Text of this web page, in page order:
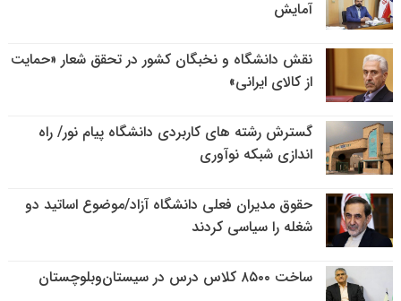
آمایش
نقش دانشگاه و نخبگان کشور در تحقق شعار «حمایت
از کالای ایرانی»
گسترش رشته های کاربردی دانشگاه پیام نور/ راه
اندازی شبکه نوآوری
حقوق مدیران فعلی دانشگاه آزاد/موضوع اساتید دو
شغله را سیاسی کردند
ساخت ۸۵۰۰ کلاس درس در سیستان‌وبلوچستان